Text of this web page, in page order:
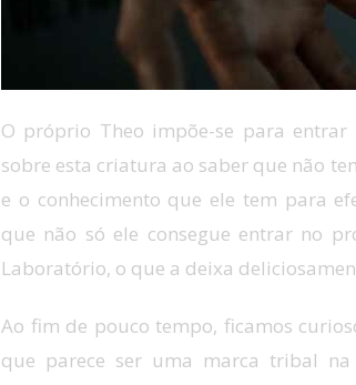
O próprio Theo impõe-se para
sobre esta criatura ao saber que não
e o conhecimento que ele tem para
que não só ele consegue entrar no
Laboratório, o que a deixa
Ao fim de pouco tempo, ficamos
que parece ser uma marca tribal